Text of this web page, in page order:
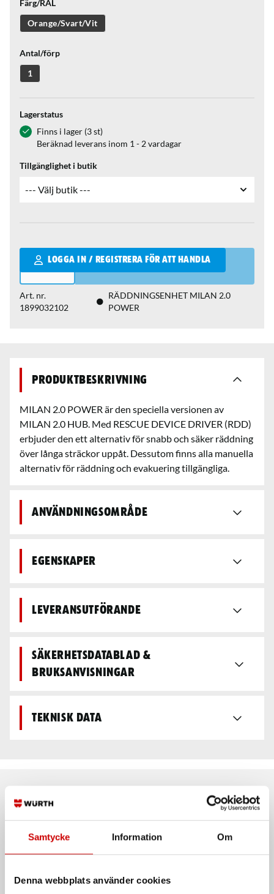
Samtycke Information Om
Denna webbplats använder cookies
Färg/RAL
Orange/Svart/Vit
Antal/förp
1
Lagerstatus
Finns i lager (3 st)
Beräknad leverans inom 1 - 2 vardagar
Tillgänglighet i butik
LOGGA IN / REGISTRERA FÖR ATT HANDLA
Qantity
Art. nr.
1899032102
RÄDDNINGSENHET MILAN 2.0
POWER
Produktbeskrivning
MILAN 2.0 POWER är den speciella versionen av
MILAN 2.0 HUB. Med RESCUE DEVICE DRIVER (RDD)
erbjuder den ett alternativ för snabb och säker räddning
över långa sträckor uppåt. Dessutom finns alla manuella
alternativ för räddning och evakuering tillgängliga.
Användningsområde
Egenskaper
Leveransutförande
Säkerhetsdatablad &
bruksanvisningar
Teknisk data
Rekommenderat baserat på vald produkt